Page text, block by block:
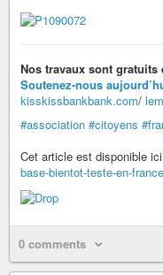
Nos travaux sont gratuits
Soutenez-nous
kisskissbankbank.com/
#association #citoyens
Cet article est disponible
base-bientot-teste-en-
0 comments